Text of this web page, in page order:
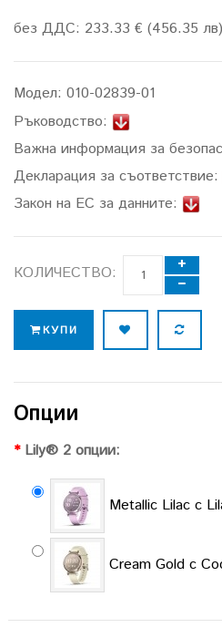
без ДДС: 233.33 € (456.35 лв)
Модел: 010-02839-01
Ръководство:
Важна информация за
Декларация за съответствие:
Закон на ЕС за данните:
КОЛИЧЕСТВО:
КУПИ
Опции
Lily® 2 опции:
Metallic Lilac с
Cream Gold с